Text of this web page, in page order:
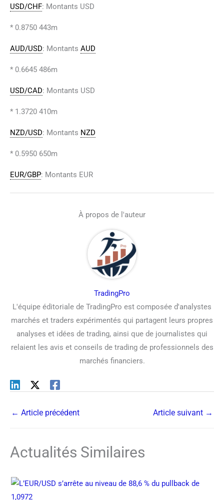
USD/CHF: Montants USD
* 0.8750 443m
AUD/USD: Montants AUD
* 0.6645 486m
USD/CAD: Montants USD
* 1.3720 410m
NZD/USD: Montants NZD
* 0.5950 650m
EUR/GBP: Montants EUR
À propos de l'auteur
TradingPro
L'équipe éditoriale de TradingPro est composée d'analystes
marchés et traders expérimentés qui partagent leurs propres
analyses et idées de trading, ainsi que de journalistes qui
relaient les avis et conseils de trading de professionnels des
marchés financiers.
← Article précédent Article suivant →
Actualités Similaires